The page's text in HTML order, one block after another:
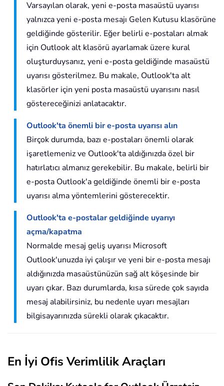
Varsayılan olarak, yeni e-posta masaüstü uyarısı
yalnızca yeni e-posta mesajı Gelen Kutusu klasörüne
geldiğinde gösterilir. Eğer belirli e-postaları almak
için Outlook alt klasörü ayarlamak üzere kural
oluşturduysanız, yeni e-posta geldiğinde masaüstü
uyarısı gösterilmez. Bu makale, Outlook'ta alt
klasörler için yeni posta masaüstü uyarısını nasıl
göstereceğinizi anlatacaktır.
Outlook'ta önemli bir e-posta uyarısı alın
Birçok durumda, bazı e-postaları önemli olarak
işaretlemeniz ve Outlook'ta aldığınızda özel bir
hatırlatıcı almanız gerekebilir. Bu makale, belirli bir
e-posta Outlook'a geldiğinde önemli bir e-posta
uyarısı alma yöntemlerini gösterecektir.
Outlook'ta e-postalar geldiğinde uyarıyı
açma/kapatma
Normalde mesaj geliş uyarısı Microsoft
Outlook'unuzda iyi çalışır ve yeni bir e-posta mesajı
aldığınızda masaüstünüzün sağ alt köşesinde bir
uyarı çıkar. Bazı durumlarda, kısa sürede çok sayıda
mesaj alabilirsiniz, bu nedenle uyarı mesajları
bilgisayarınızda sürekli olarak çıkacaktır.
En İyi Ofis Verimlilik Araçları